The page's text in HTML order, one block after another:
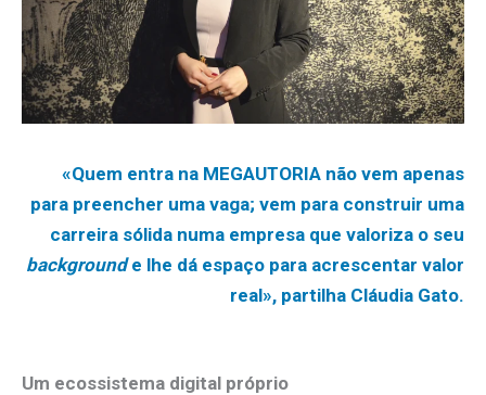
«Quem entra na MEGAUTORIA não vem apenas
para preencher uma vaga; vem para construir uma
carreira sólida numa empresa que valoriza o seu
backgrounde lhe dá espaço para acrescentar valor
real», partilha Cláudia Gato.
Um ecossistema digital próprio